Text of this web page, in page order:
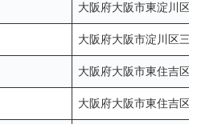
大阪府大阪市東淀川
大阪府大阪市淀川区
大阪府大阪市東住吉
大阪府大阪市東住吉